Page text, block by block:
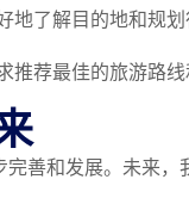
地了解目的地和规划
推荐最佳的旅游路线
善和发展。未来，